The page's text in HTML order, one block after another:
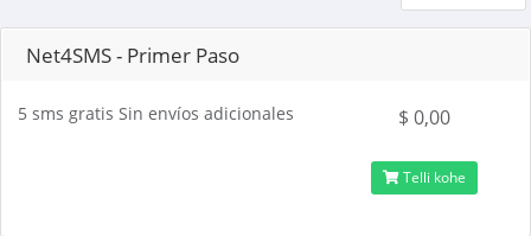
Net4SMS - Primer Paso
5 sms gratis Sin envíos adicionales $ 0,00
Telli kohe